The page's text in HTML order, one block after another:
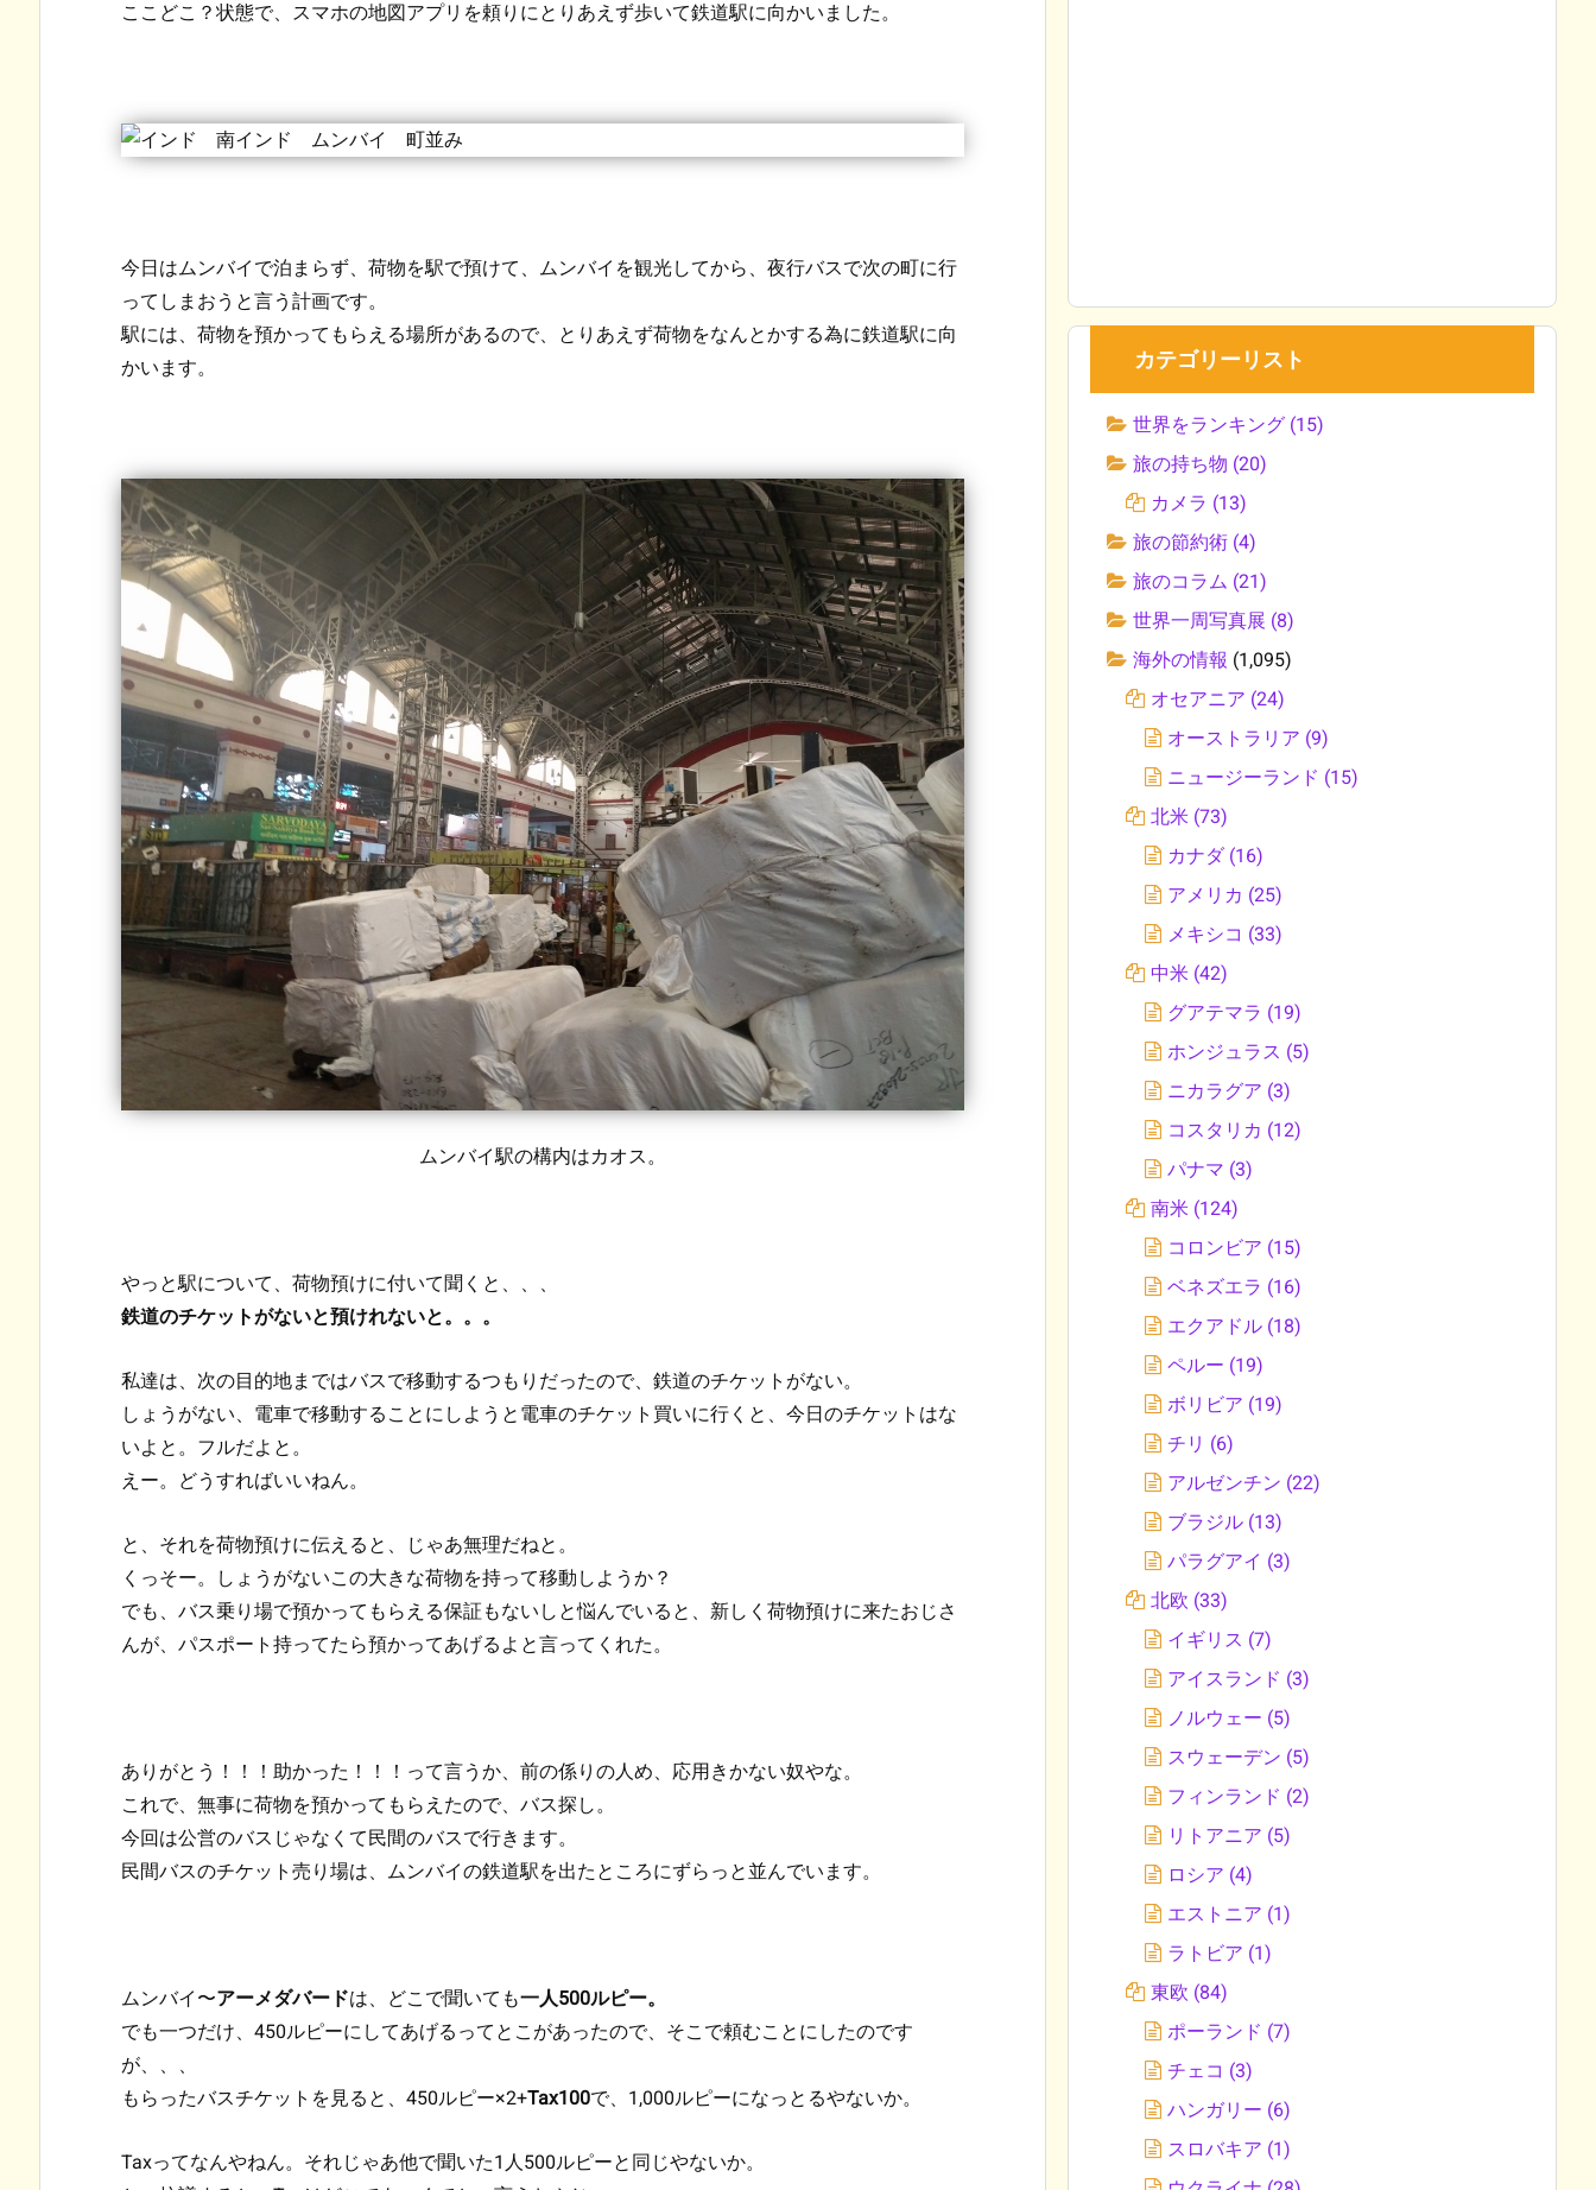
ここどこ？状態で、スマホの地図アプリを頼りにとりあえず歩いて鉄道駅に向かいました。
今日はムンバイで泊まらず、荷物を駅で預けて、ムンバイを観光してから、夜行バスで次の町に行
ってしまおうと言う計画です。
駅には、荷物を預かってもらえる場所があるので、とりあえず荷物をなんとかする為に鉄道駅に向
かいます。
ムンバイ駅の構内はカオス。
やっと駅について、荷物預けに付いて聞くと、、、
鉄道のチケットがないと預けれないと。。。
私達は、次の目的地まではバスで移動するつもりだったので、鉄道のチケットがない。
しょうがない、電車で移動することにしようと電車のチケット買いに行くと、今日のチケットはな
いよと。フルだよと。
えー。どうすればいいねん。
と、それを荷物預けに伝えると、じゃあ無理だねと。
くっそー。しょうがないこの大きな荷物を持って移動しようか？
でも、バス乗り場で預かってもらえる保証もないしと悩んでいると、新しく荷物預けに来たおじさ
んが、パスポート持ってたら預かってあげるよと言ってくれた。
ありがとう！！！助かった！！！って言うか、前の係りの人め、応用きかない奴やな。
これで、無事に荷物を預かってもらえたので、バス探し。
今回は公営のバスじゃなくて民間のバスで行きます。
民間バスのチケット売り場は、ムンバイの鉄道駅を出たところにずらっと並んでいます。
ムンバイ〜アーメダバードは、どこで聞いても一人500ルピー。
でも一つだけ、450ルピーにしてあげるってとこがあったので、そこで頼むことにしたのです
が、、、
もらったバスチケットを見ると、450ルピー×2+Tax100で、1,000ルピーになっとるやないか。
Taxってなんやねん。それじゃあ他で聞いた1人500ルピーと同じやないか。
カテゴリーリスト
世界をランキング (15)
旅の持ち物 (20)
カメラ (13)
旅の節約術 (4)
旅のコラム (21)
世界一周写真展 (8)
海外の情報 (1,095)
オセアニア (24)
オーストラリア (9)
ニュージーランド (15)
北米 (73)
カナダ (16)
アメリカ (25)
メキシコ (33)
中米 (42)
グアテマラ (19)
ホンジュラス (5)
ニカラグア (3)
コスタリカ (12)
パナマ (3)
南米 (124)
コロンビア (15)
ベネズエラ (16)
エクアドル (18)
ペルー (19)
ボリビア (19)
チリ (6)
アルゼンチン (22)
ブラジル (13)
パラグアイ (3)
北欧 (33)
イギリス (7)
アイスランド (3)
ノルウェー (5)
スウェーデン (5)
フィンランド (2)
リトアニア (5)
ロシア (4)
エストニア (1)
ラトビア (1)
東欧 (84)
ポーランド (7)
チェコ (3)
ハンガリー (6)
スロバキア (1)